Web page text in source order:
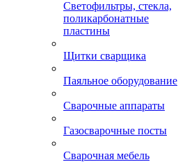
Светофильтры, стекла,
поликарбонатные
пластины
Щитки сварщика
Паяльное оборудование
Сварочные аппараты
Газосварочные посты
Сварочная мебель